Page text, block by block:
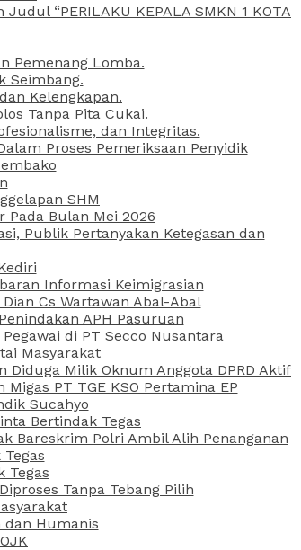
“PERILAKU KEPALA SMKN 1 KOTA
Pemenang Lomba.
Seimbang.
Kelengkapan.
Tanpa Pita Cukai.
dan Integritas.
Proses Pemeriksaan Penyidik
SHM
Pada Bulan Mei 2026
Publik Pertanyakan Ketegasan dan
Informasi Keimigrasian
Cs Wartawan Abal-Abal
APH Pasuruan
di PT Secco Nusantara
Masyarakat
Diduga Milik Oknum Anggota DPRD Aktif
PT TGE KSO Pertamina EP
Sucahyo
Bertindak Tegas
Bareskrim Polri Ambil Alih Penanganan
Tegas
Tanpa Tebang Pilih
dan Humanis